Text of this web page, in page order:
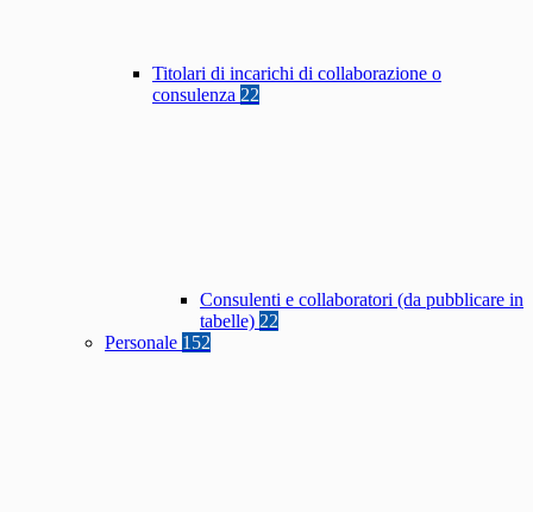
Titolari di incarichi di collaborazione o
consulenza 22
Consulenti e collaboratori (da pubblicare in
tabelle) 22
Personale 152